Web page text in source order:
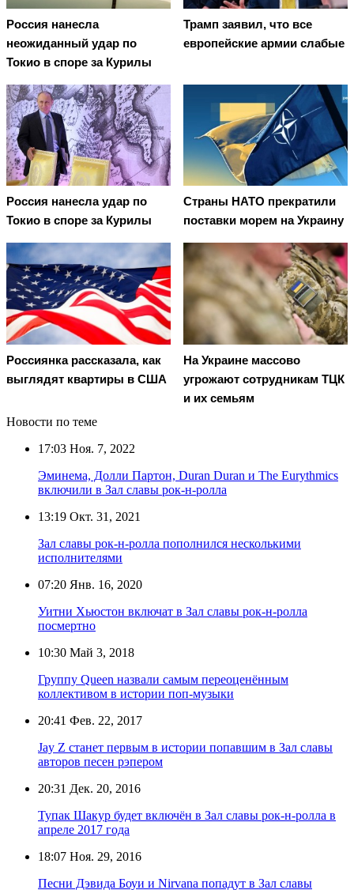
Россия нанесла
неожиданный удар по
Токио в споре за Курилы
Трамп заявил, что все
европейские армии слабые
Россия нанесла удар по
Токио в споре за Курилы
Страны НАТО прекратили
поставки морем на Украину
Россиянка рассказала, как
выглядят квартиры в США
На Украине массово
угрожают сотрудникам ТЦК
и их семьям
Новости по теме
17:03 Ноя. 7, 2022
Эминема, Долли Партон, Duran Duran и The Eurythmics
включили в Зал славы рок-н-ролла
13:19 Окт. 31, 2021
Зал славы рок-н-ролла пополнился несколькими
исполнителями
07:20 Янв. 16, 2020
Уитни Хьюстон включат в Зал славы рок-н-ролла
посмертно
10:30 Май 3, 2018
Группу Queen назвали самым переоценённым
коллективом в истории поп-музыки
20:41 Фев. 22, 2017
Jay Z станет первым в истории попавшим в Зал славы
авторов песен рэпером
20:31 Дек. 20, 2016
Тупак Шакур будет включён в Зал славы рок-н-ролла в
апреле 2017 года
18:07 Ноя. 29, 2016
Песни Дэвида Боуи и Nirvana попадут в Зал славы